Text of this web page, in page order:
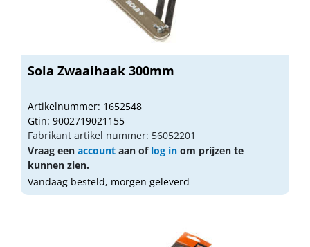
Sola Zwaaihaak 300mm
Artikelnummer: 1652548
Gtin: 9002719021155
Fabrikant artikel nummer: 56052201
Vraag een account aan of log in om prijzen te
kunnen zien.
Vandaag besteld, morgen geleverd